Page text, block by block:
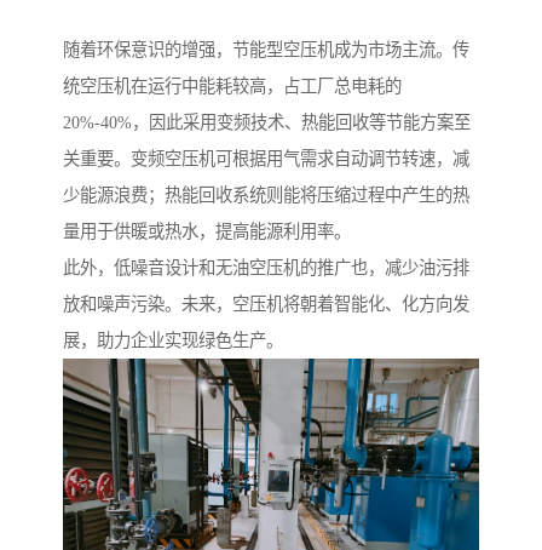
随着环保意识的增强，节能型空压机成为市场主流。传
统空压机在运行中能耗较高，占工厂总电耗的
20%-40%，因此采用变频技术、热能回收等节能方案至
关重要。变频空压机可根据用气需求自动调节转速，减
少能源浪费；热能回收系统则能将压缩过程中产生的热
量用于供暖或热水，提高能源利用率。
此外，低噪音设计和无油空压机的推广也，减少油污排
放和噪声污染。未来，空压机将朝着智能化、化方向发
展，助力企业实现绿色生产。